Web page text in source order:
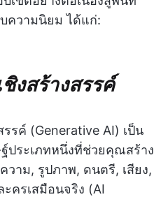
ความนิยม ได้แก่:
งสร้างสรรค์
รค์ (Generative AI) เป็น
ประเภทหนึ่งที่ช่วยคุณสร้าง
วาม, รูปภาพ, ดนตรี, เสียง,
ครเสมือนจริง (AI